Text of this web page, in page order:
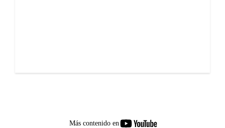
Más contenido en
youtube-